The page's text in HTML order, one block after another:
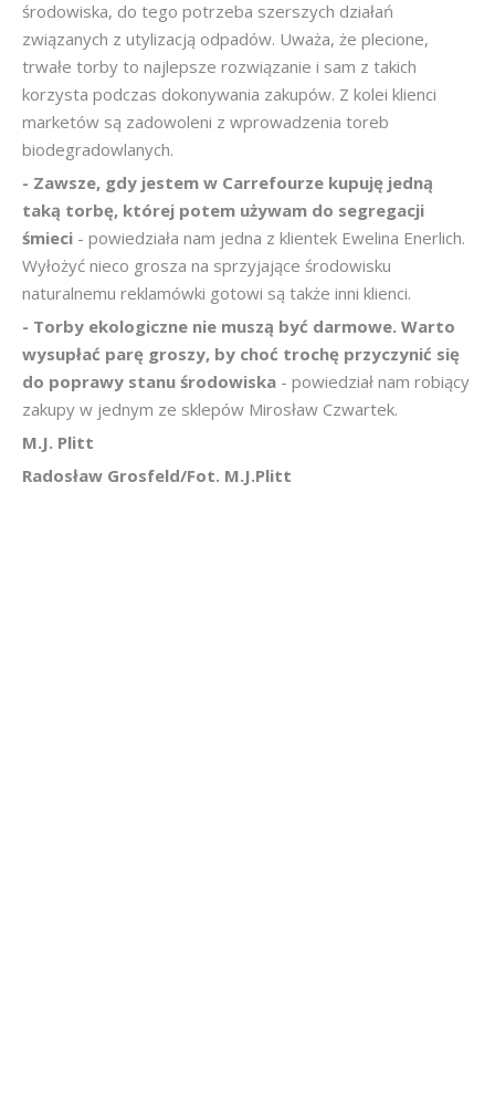
środowiska, do tego potrzeba szerszych działań
związanych z utylizacją odpadów. Uważa, że plecione,
trwałe torby to najlepsze rozwiązanie i sam z takich
korzysta podczas dokonywania zakupów. Z kolei klienci
marketów są zadowoleni z wprowadzenia toreb
biodegradowlanych.
- Zawsze, gdy jestem w Carrefourze kupuję jedną
taką torbę, której potem używam do segregacji
śmieci - powiedziała nam jedna z klientek Ewelina Enerlich.
Wyłożyć nieco grosza na sprzyjające środowisku
naturalnemu reklamówki gotowi są także inni klienci.
- Torby ekologiczne nie muszą być darmowe. Warto
wysupłać parę groszy, by choć trochę przyczynić się
do poprawy stanu środowiska - powiedział nam robiący
zakupy w jednym ze sklepów Mirosław Czwartek.
M.J. Plitt
Radosław Grosfeld/Fot. M.J.Plitt